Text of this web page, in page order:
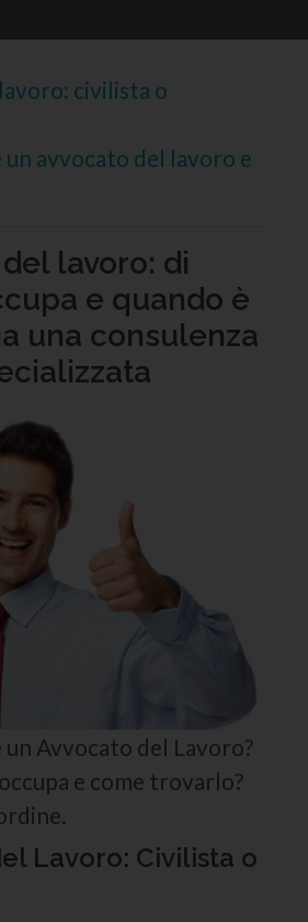
civilista o
un avvocato del lavoro e
lavoro: di
e quando è
una consulenza
Avvocato del Lavoro?
e come trovarlo?
Lavoro: Civilista o